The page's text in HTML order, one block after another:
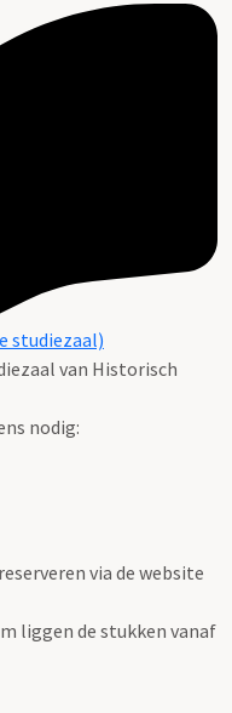
studiezaal)
van Historisch
nodig:
via de website
liggen de stukken vanaf